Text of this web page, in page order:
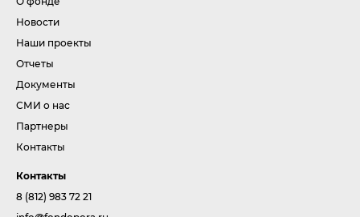
Новости
Наши проекты
Отчеты
Документы
СМИ о нас
Партнеры
Контакты
Контакты
8 (812) 983 72 21